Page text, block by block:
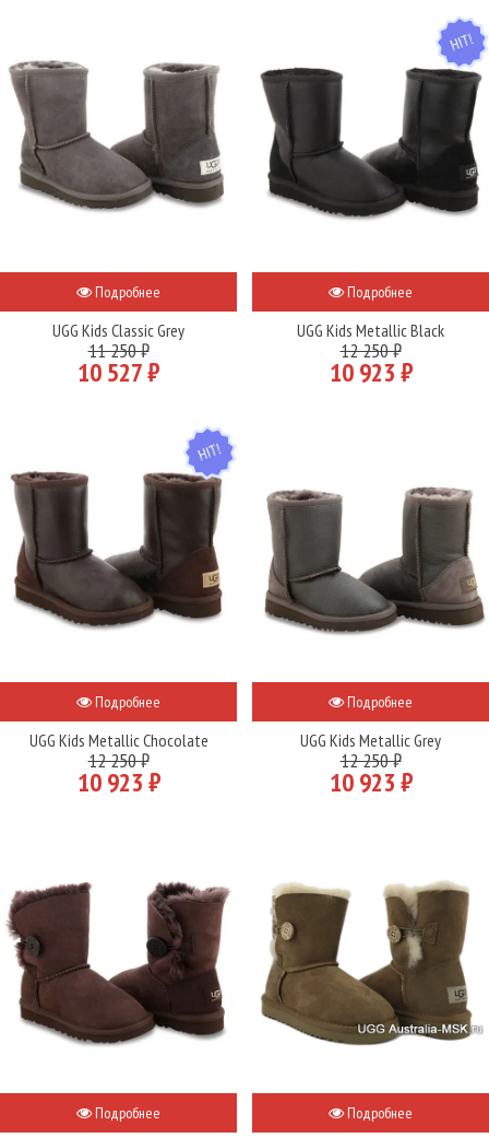
Подробнее
UGG Kids Classic Grey
11 250 ₽
10 527 ₽
HIT
Подробнее
UGG Kids Metallic Black
12 250 ₽
10 923 ₽
HIT
Подробнее
UGG Kids Metallic Chocolate
12 250 ₽
10 923 ₽
Подробнее
UGG Kids Metallic Grey
12 250 ₽
10 923 ₽
Подробнее Подробнее